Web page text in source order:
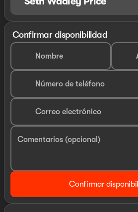
Confirmar disponibilidad
Nombre
Número de teléfono
Correo electrónico
Comentarios (opcional)
Confirmar